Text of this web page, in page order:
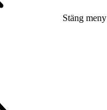
Stäng meny